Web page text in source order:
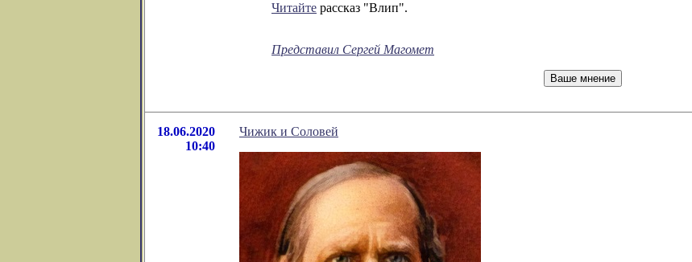
Читайте рассказ "Влип".
Представил Сергей Магомет
18.06.2020
10:40
Чижик и Соловей